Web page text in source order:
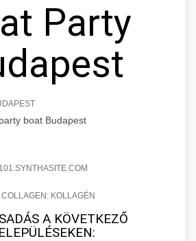
Party
party boat Budapest
KOLLAGÉN
A KÖVETKEZŐ